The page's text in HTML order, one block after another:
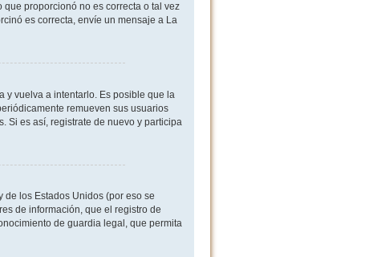
proporcionó no es correcta o tal vez
es correcta, envíe un mensaje a La
y vuelva a intentarlo. Es posible que la
remueven sus usuarios
Si es así, registrate de nuevo y participa
de los Estados Unidos (por eso se
de información, que el registro de
de guardia legal, que permita